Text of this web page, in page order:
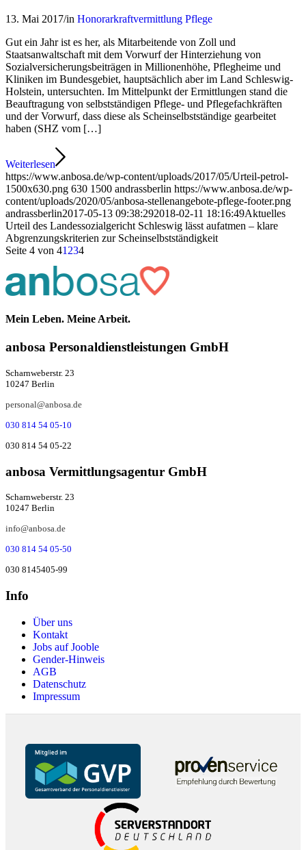
13. Mai 2017/in Honorarkraftvermittlung Pflege
Gut ein Jahr ist es her, als Mitarbeitende von Zoll und
Staatsanwaltschaft mit dem Vorwurf der Hinterziehung von
Sozialversicherungsbeiträgen in Millionenhöhe, Pflegheime und
Kliniken im Bundesgebiet, hauptsächlich aber im Land Schleswig-
Holstein, untersuchten. Im Mittelpunkt der Ermittlungen stand die
Beauftragung von selbstständigen Pflege- und Pflegefachkräften
und der Vorwurf, dass diese als Scheinselbstständige gearbeitet
haben (SHZ vom […]
Weiterlesen
https://www.anbosa.de/wp-content/uploads/2017/05/Urteil-petrol-
1500x630.png 630 1500 andrassberlin https://www.anbosa.de/wp-
content/uploads/2020/05/anbosa-stellenangebote-pflege-footer.png
andrassberlin2017-05-13 09:38:292018-02-11 18:16:49Aktuelles
Urteil des Landessozialgericht Schleswig lässt aufatmen – klare
Abgrenzungskriterien zur Scheinselbstständigkeit
Seite 4 von 41 234
Mein Leben. Meine Arbeit.
anbosa Per­­­so­­nal­­dienst­­leis­­tung­­en GmbH
Scharnweberstr. 23
10247 Berlin
personal@anbosa.de
030 814 54 05-10
030 814 54 05-22
anbosa Ver­mitt­lungs­agen­tur GmbH
Scharnweberstr. 23
10247 Berlin
info@anbosa.de
030 814 54 05-50
030 8145405-99
Info
Über uns
Kontakt
Jobs auf Jooble
Gender-Hinweis
AGB
Datenschutz
Impressum